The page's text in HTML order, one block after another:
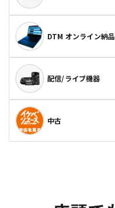
DTM オンライン納品
配信/ライブ機器
中古